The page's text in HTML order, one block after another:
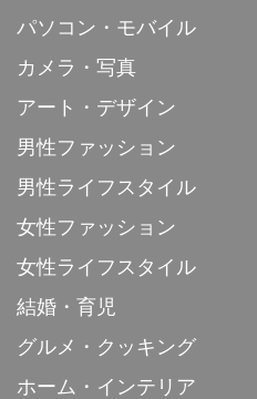
パソコン・モバイル
カメラ・写真
アート・デザイン
男性ファッション
男性ライフスタイル
女性ファッション
女性ライフスタイル
結婚・育児
グルメ・クッキング
ホーム・インテリア